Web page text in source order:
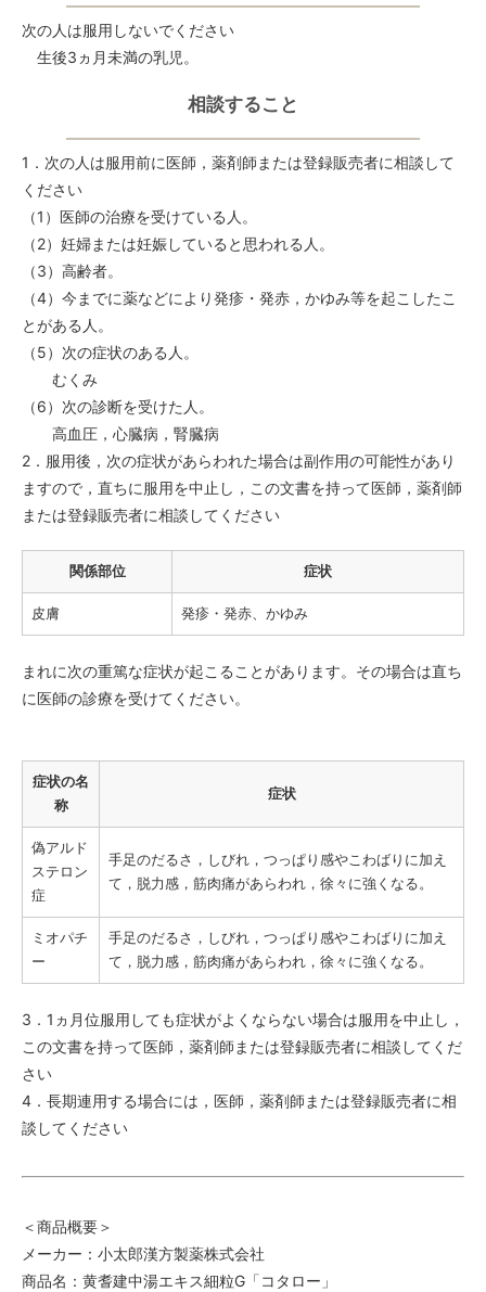
次の人は服用しないでください
生後3ヵ月未満の乳児。
相談すること
1．次の人は服用前に医師，薬剤師または登録販売者に相談して
ください
（1）医師の治療を受けている人。
（2）妊婦または妊娠していると思われる人。
（3）高齢者。
（4）今までに薬などにより発疹・発赤，かゆみ等を起こしたこ
とがある人。
（5）次の症状のある人。
むくみ
（6）次の診断を受けた人。
高血圧，心臓病，腎臓病
2．服用後，次の症状があらわれた場合は副作用の可能性があり
ますので，直ちに服用を中止し，この文書を持って医師，薬剤師
または登録販売者に相談してください
関係部位 症状
皮膚 発疹・発赤、かゆみ
まれに次の重篤な症状が起こることがあります。その場合は直ち
に医師の診療を受けてください。
症状の名
称
症状
偽アルド
ステロン
症
手足のだるさ，しびれ，つっぱり感やこわばりに加え
て，脱力感，筋肉痛があらわれ，徐々に強くなる。
ミオパチ
ー
手足のだるさ，しびれ，つっぱり感やこわばりに加え
て，脱力感，筋肉痛があらわれ，徐々に強くなる。
3．1ヵ月位服用しても症状がよくならない場合は服用を中止し，
この文書を持って医師，薬剤師または登録販売者に相談してくだ
さい
4．長期連用する場合には，医師，薬剤師または登録販売者に相
談してください
＜商品概要＞
メーカー：小太郎漢方製薬株式会社
商品名：黄耆建中湯エキス細粒G「コタロー」